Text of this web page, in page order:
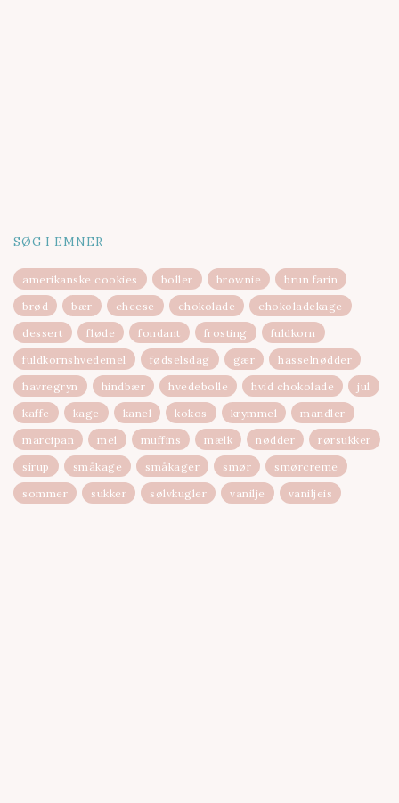
SØG I EMNER
amerikanske cookies boller brownie
brun farin
brød
bær cheese chokolade
chokoladekage
dessert
fløde fondant frosting
fuldkorn
fuldkornshvedemel
fødselsdag gær
hasselnødder
havregryn
hindbær hvedebolle hvid chokolade
jul
kaffe
kage kanel kokos krymmel
mandler
marcipan
mel muffins mælk nødder
rørsukker
sirup
småkage småkager smør
smørcreme
sommer
sukker sølvkugler vanilje vaniljeis